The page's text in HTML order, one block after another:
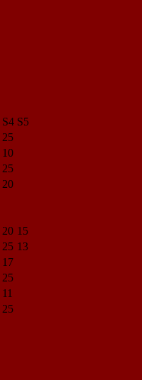
S4 S5
25
10
25
20
20 15
25 13
17
25
11
25